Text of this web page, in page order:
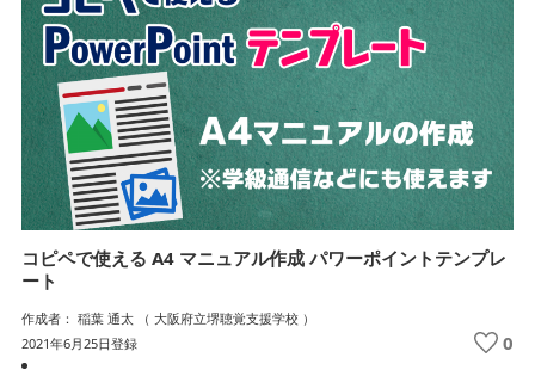
コピペで使える A4 マニュアル作成 パワーポイントテンプレ
ート
作成者： 稲葉 通太 （ 大阪府立堺聴覚支援学校 ）
2021年6月25日登録
0